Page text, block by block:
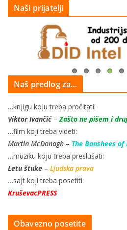
Naši prijatelji
Naš predlog za…
…knjigu koju treba pročitati:
Viktor Ivančić–Zašto ne pišem i
…film koji treba videti:
Martin McDonagh – The Banshees
…muziku koju treba preslušati:
Letu štuke – Ljudska prava
…sajt koji treba posetiti:
KruševacPRESS
Obavezno posetite